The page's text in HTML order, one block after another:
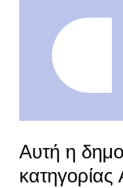
Αυτή η
κατηγορίας